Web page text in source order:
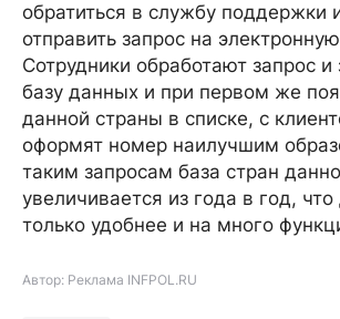
обратиться в службу поддержки
отправить запрос на
Сотрудники обработают запрос и
базу данных и при первом же
данной страны в списке, с
оформят номер наилучшим
таким запросам база стран
увеличивается из года в год,
только удобнее и на много
Автор: Реклама INFPOL.RU